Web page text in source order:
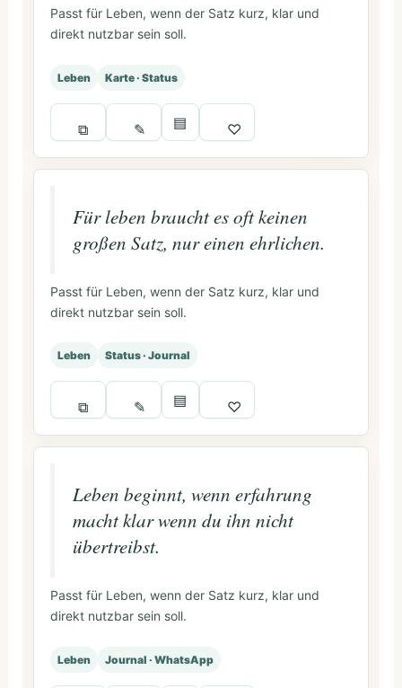
Passt für Leben, wenn der Satz kurz, klar und
direkt nutzbar sein soll.
Leben Karte · Status
⧉ ✎ ▤ ♡
Für leben braucht es oft keinen
großen Satz, nur einen ehrlichen.
Passt für Leben, wenn der Satz kurz, klar und
direkt nutzbar sein soll.
Leben Status · Journal
⧉ ✎ ▤ ♡
Leben beginnt, wenn erfahrung
macht klar wenn du ihn nicht
übertreibst.
Passt für Leben, wenn der Satz kurz, klar und
direkt nutzbar sein soll.
Leben Journal · WhatsApp